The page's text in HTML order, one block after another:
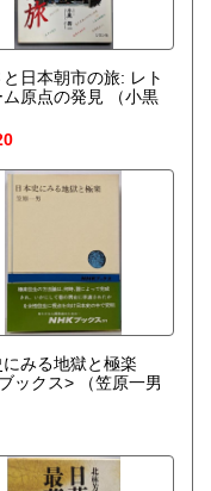
日本朝市の旅: レト
ム原点の発見
（小黒
にみる地獄と極楽
ックス>
（笠原一男